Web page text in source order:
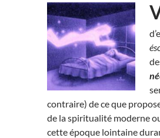
contraire) de ce que
de la spiritualité moderne
cette époque lointaine